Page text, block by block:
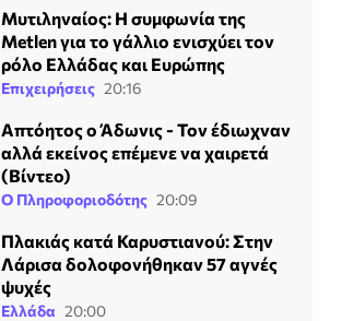
Μυτιληναίος: Η συμφωνία της
Metlen για το γάλλιο ενισχύει τον
ρόλο Ελλάδας και Ευρώπης
Επιχειρήσεις 20:16
Απτόητος ο Άδωνις - Τον έδιωχναν
αλλά εκείνος επέμενε να χαιρετά
(Βίντεο)
Ο Πληροφοριοδότης 20:09
Πλακιάς κατά Καρυστιανού: Στην
Λάρισα δολοφονήθηκαν 57 αγνές
ψυχές
Ελλάδα 20:00